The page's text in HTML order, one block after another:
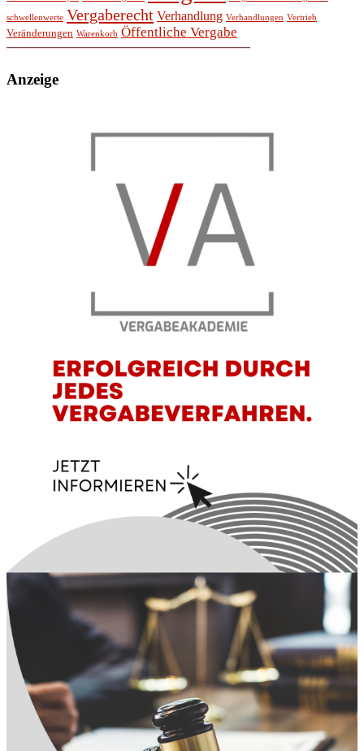
schwellenwerte Vergaberecht Verhandlung Verhandlungen Vertrieb
Veränderungen Warenkorb Öffentliche Vergabe
Anzeige